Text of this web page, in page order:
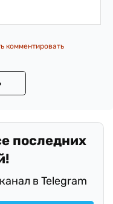
комментировать
последних
в Telegram